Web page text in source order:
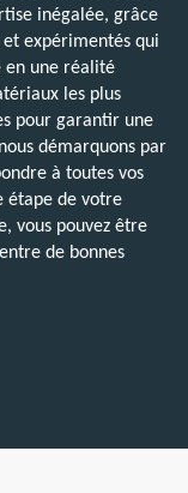
inégalée, grâce
et expérimentés qui
en une réalité
les plus
pour garantir une
démarquons par
à toutes vos
étape de votre
vous pouvez être
de bonnes